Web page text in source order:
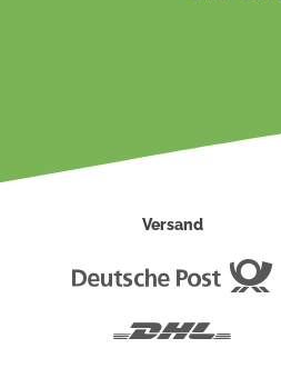
Versand